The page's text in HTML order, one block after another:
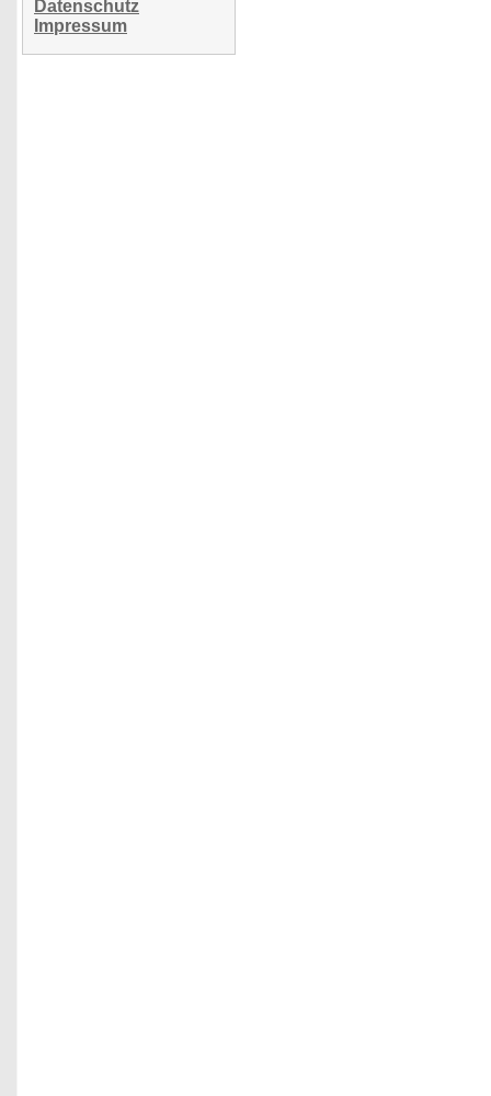
Datenschutz
Impressum